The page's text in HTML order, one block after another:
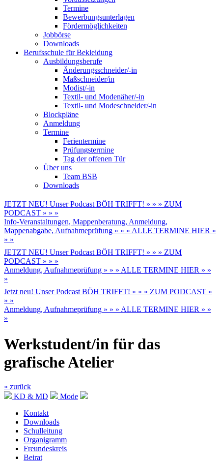
Termine
Bewerbungsunterlagen
Fördermöglichkeiten
Jobbörse
Downloads
Berufsschule für Bekleidung
Ausbildungsberufe
Änderungsschneider/-in
Maßschneider/in
Modist/-in
Textil- und Modenäher/-in
Textil- und Modeschneider/-in
Blockpläne
Anmeldung
Termine
Ferientermine
Prüfungstermine
Tag der offenen Tür
Über uns
Team BSB
Downloads
JETZT NEU! Unser Podcast BÖH TRIFFT! » » » ZUM
PODCAST » » »
Info-Veranstaltungen, Mappenberatung, Anmeldung,
Mappenabgabe, Aufnahmeprüfung » » » ALLE TERMINE HIER »
» »
JETZT NEU! Unser Podcast BÖH TRIFFT! » » » ZUM
PODCAST » » »
Anmeldung, Aufnahmeprüfung » » » ALLE TERMINE HIER » »
»
Jetzt neu! Unser Podcast BÖH TRIFFT! » » » ZUM PODCAST »
» »
Anmeldung, Aufnahmeprüfung » » » ALLE TERMINE HIER » »
»
Werkstudent/in für das
grafische Atelier
« zurück
KD & MD
Mode
Kontakt
Downloads
Schulleitung
Organigramm
Freundeskreis
Beirat